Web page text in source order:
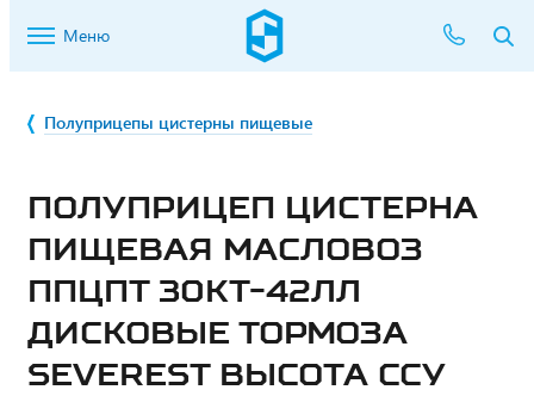
Меню
Полуприцепы цистерны пищевые
ПОЛУПРИЦЕП ЦИСТЕРНА
ПИЩЕВАЯ МАСЛОВОЗ
ППЦПТ 30КТ-42ЛЛ
ДИСКОВЫЕ ТОРМОЗА
SEVEREST ВЫСОТА ССУ